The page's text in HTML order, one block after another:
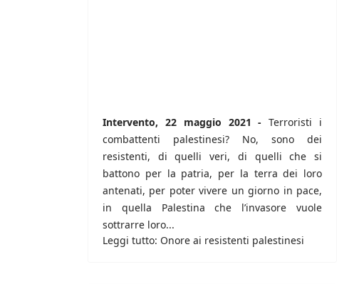
Intervento, 22 maggio 2021 -Terroristi i
combattenti palestinesi? No, sono dei
resistenti, di quelli veri, di quelli che si
battono per la patria, per la terra dei loro
antenati, per poter vivere un giorno in pace,
in quella Palestina che l’invasore vuole
sottrarre loro...
Leggi tutto: Onore ai resistenti palestinesi